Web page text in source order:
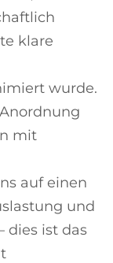
klare
wurde.
mit
auf einen
und
dies ist das